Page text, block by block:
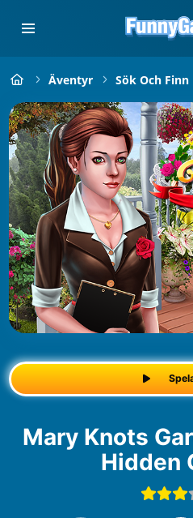
Äventyr Sök Och Finn
Mary Knots Garden Wedding
Hidden